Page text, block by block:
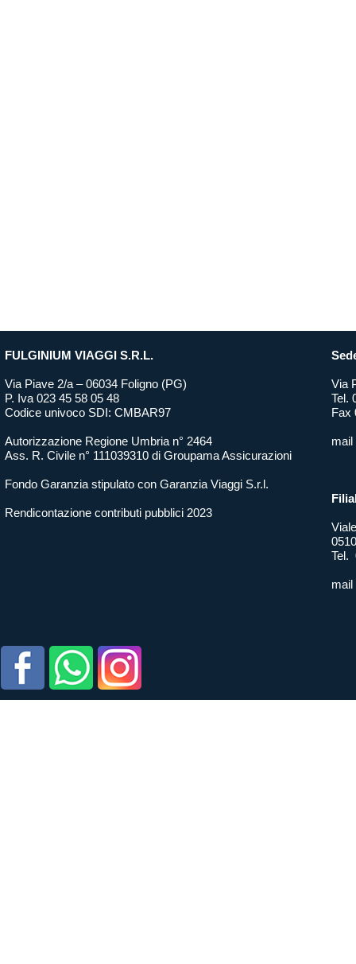
FULGINIUM VIAGGI S.R.L.
Via Piave 2/a – 06034 Foligno (PG)
P. Iva 023 45 58 05 48
Codice univoco SDI: CMBAR97
Autorizzazione Regione Umbria n° 2464
Ass. R. Civile n° 111039310 di Groupama Assicurazioni
Fondo Garanzia stipulato con Garanzia Viaggi S.r.l.
Rendicontazione contributi pubblici 2023
Via
Tel.
Fax
mail
Tel.
mail